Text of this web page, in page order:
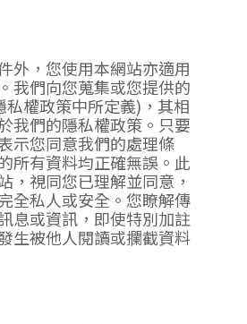
外，您使用本網站亦適用
。我們向您蒐集或您提供的
私權政策中所定義)，其相
我們的隱私權政策 。只要
示您同意我們的處理條
所有資料均正確無誤。此
，視同您已理解並同意，
全私人或安全。您瞭解傳
息或資訊，即使特別加註
生被他人閱讀或攔截資料